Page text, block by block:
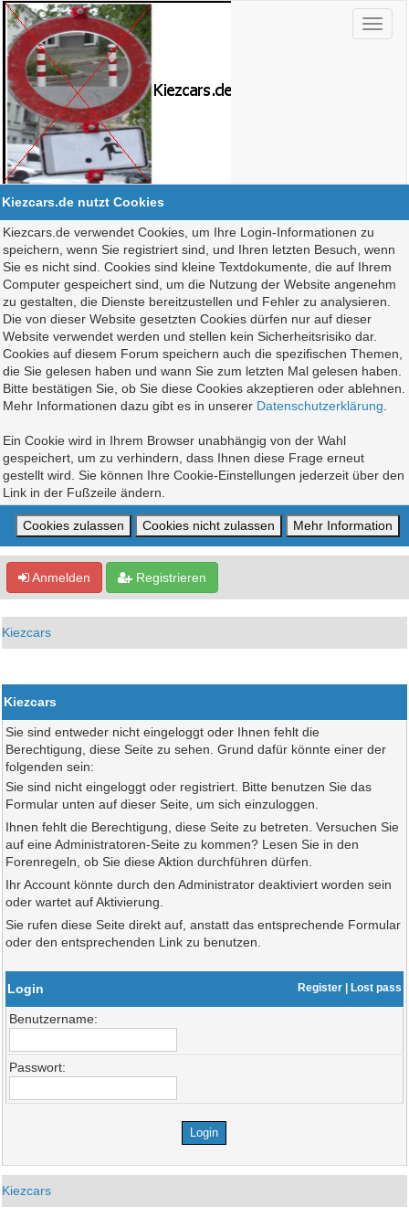
Kiezcars.de nutzt Cookies
Kiezcars.de verwendet Cookies, um Ihre Login-Informationen zu
speichern, wenn Sie registriert sind, und Ihren letzten Besuch, wenn
Sie es nicht sind. Cookies sind kleine Textdokumente, die auf Ihrem
Computer gespeichert sind, um die Nutzung der Website angenehm
zu gestalten, die Dienste bereitzustellen und Fehler zu analysieren.
Die von dieser Website gesetzten Cookies dürfen nur auf dieser
Website verwendet werden und stellen kein Sicherheitsrisiko dar.
Cookies auf diesem Forum speichern auch die spezifischen Themen,
die Sie gelesen haben und wann Sie zum letzten Mal gelesen haben.
Bitte bestätigen Sie, ob Sie diese Cookies akzeptieren oder ablehnen.
Mehr Informationen dazu gibt es in unserer Datenschutzerklärung
Ein Cookie wird in Ihrem Browser unabhängig von der Wahl
gespeichert, um zu verhindern, dass Ihnen diese Frage erneut
gestellt wird. Sie können Ihre Cookie-Einstellungen jederzeit über den
Link in der Fußzeile ändern.
Anmelden Registrieren
Kiezcars
Kiezcars
Sie sind entweder nicht eingeloggt oder Ihnen fehlt die
Berechtigung, diese Seite zu sehen. Grund dafür könnte einer der
folgenden sein:
Sie sind nicht eingeloggt oder registriert. Bitte benutzen Sie das
Formular unten auf dieser Seite, um sich einzuloggen.
Ihnen fehlt die Berechtigung, diese Seite zu betreten. Versuchen Sie
auf eine Administratoren-Seite zu kommen? Lesen Sie in den
Forenregeln, ob Sie diese Aktion durchführen dürfen.
Ihr Account könnte durch den Administrator deaktiviert worden sein
oder wartet auf Aktivierung.
Sie rufen diese Seite direkt auf, anstatt das entsprechende Formular
oder den entsprechenden Link zu benutzen.
Login Register| Lost pass
Benutzername:
Passwort:
Kiezcars